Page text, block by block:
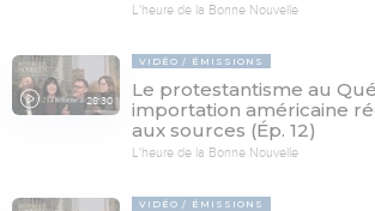
L'heure de la Bonne Nouvelle
28:30
VIDÉO ÉMISSIONS
Le protestantisme au
importation américaine
aux sources (Ép. 12)
L'heure de la Bonne Nouvelle
VIDÉO ÉMISSIONS